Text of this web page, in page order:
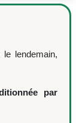
lendemain,
par